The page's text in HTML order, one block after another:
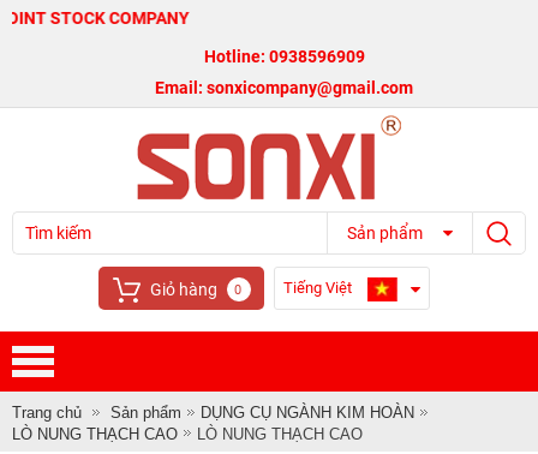
COMPANY
Hotline: 0938596909
Email: sonxicompany@gmail.com
Sản phẩm
Giỏ hàng 0 Tiếng Việt
Trang chủ Sản phẩm
DỤNG CỤ NGÀNH KIM HOÀN
LÒ NUNG THẠCH CAO
LÒ NUNG THẠCH CAO